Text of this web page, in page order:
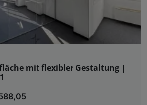
mit flexibler Gestaltung |